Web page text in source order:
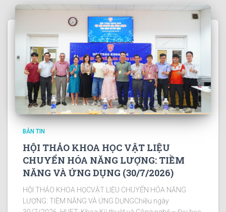
BẢN TIN
HỘI THẢO KHOA HỌC VẬT LIỆU
CHUYỂN HÓA NĂNG LƯỢNG: TIỀM
NĂNG VÀ ỨNG DỤNG (30/7/2026)
HỘI THẢO KHOA HỌCVẬT LIỆU CHUYỂN HÓA NĂNG
LƯỢNG: TIỀM NĂNG VÀ ỨNG DỤNGChiều ngày